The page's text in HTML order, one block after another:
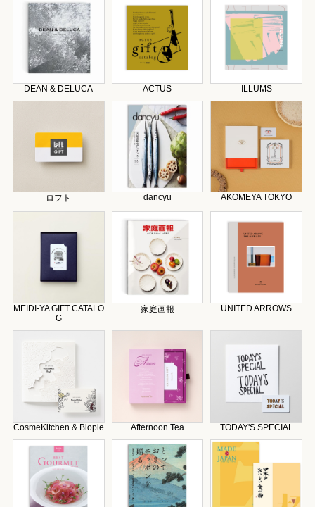
DEAN & DELUCA ACTUS ILLUMS
ロフト dancyu AKOMEYA TOKYO
MEIDI-YA GIFT CATALO
G
家庭画報 UNITED ARROWS
CosmeKitchen & Biople Afternoon Tea TODAY'S SPECIAL